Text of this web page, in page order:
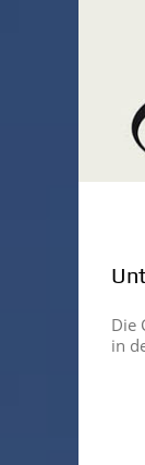
Die
in